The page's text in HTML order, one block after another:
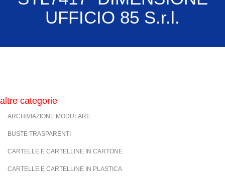
UFFICIO 85 S.r.l.
altre categorie
ARCHIVIAZIONE MODULARE
BUSTE TRASPARENTI
CARTELLE E CARTELLINE IN CARTONE
CARTELLE E CARTELLINE IN PLASTICA